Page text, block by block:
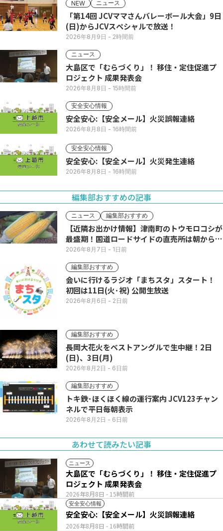
NEW ニュース
「第14回 JCVママさんバレーボール大会」9日
(日)からJCVスペシャルで放送！
2026年8月9日 - 2時間前
ニュース
大島区で「むらづくり」！ 移住・定住促進プ
ロジェクト 成果発表会
2026年8月8日 - 15時間前
安全安心情報
安全安心:【安全メール】火災誤報連絡
2026年8月8日 - 16時間前
安全安心情報
安全安心:【安全メール】火災発生連絡
2026年8月8日 - 16時間前
編集部おすすめの記事
ニュース 編集部おすすめ
【近隣お出かけ情報】津南町のトウモロコシが
最盛期！国道ロードサイドの直売所は朝から長
い列
2026年8月7日 - 1日前
編集部おすすめ
会いに行けるラジオ「まちスタ」スタート！
初回は11日(火･祝) 公開生放送
2026年8月6日 - 2日前
編集部おすすめ
長岡大花火をベストアングルで生中継！2日
(日)、3日(月)
2026年8月2日 - 6日前
編集部おすすめ
トキ鉄･ほくほく線の運行案内 JCV123チャン
ネルで平日毎朝表示
2026年8月2日 - 6日前
あわせて読みたい記事
ニュース
2026年8月8日 - 15時間前
大島区で「むらづくり」！ 移住・定住促進プ
ロジェクト 成果発表会
安全安心情報
2026年8月8日 - 16時間前
安全安心:【安全メール】火災誤報連絡